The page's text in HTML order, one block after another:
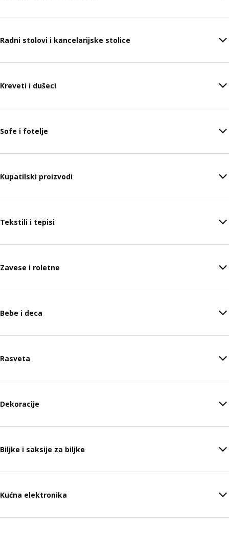
Radni stolovi i kancelarijske stolice
Kreveti i dušeci
Sofe i fotelje
Kupatilski proizvodi
Tekstili i tepisi
Zavese i roletne
Bebe i deca
Rasveta
Dekoracije
Biljke i saksije za biljke
Kućna elektronika